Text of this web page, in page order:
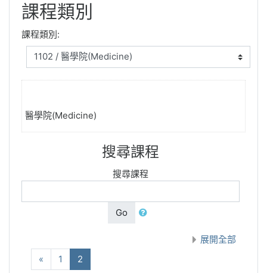
課程類別
課程類別:
醫學院(Medicine)
搜尋課程
搜尋課程
Go
展開全部
« 向前1 2